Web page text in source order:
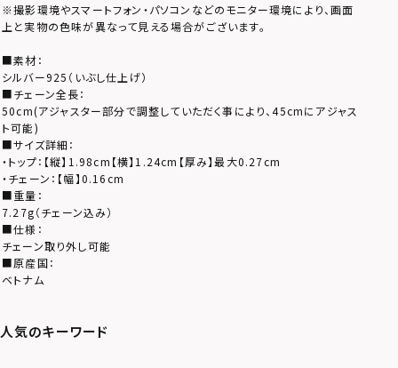
※撮影環境やスマートフォン・パソコンなどのモニター環境により、画面
上と実物の色味が異なって見える場合がございます。
■素材：
シルバー925（いぶし仕上げ）
■チェーン全長：
50cm(アジャスター部分で調整していただく事により、45cmにアジャス
ト可能)
■サイズ詳細：
・トップ：【縦】1.98cm【横】1.24cm【厚み】最大0.27cm
・チェーン：【幅】0.16cm
■重量：
7.27g（チェーン込み）
■仕様：
チェーン取り外し可能
■原産国：
ベトナム